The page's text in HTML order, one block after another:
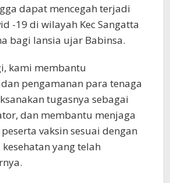
dapat mencegah terjadi
-19 di wilayah Kec Sangatta
bagi lansia ujar Babinsa.
kami membantu
pengamanan para tenaga
tugasnya sebagai
dan membantu menjaga
vaksin sesuai dengan
yang telah